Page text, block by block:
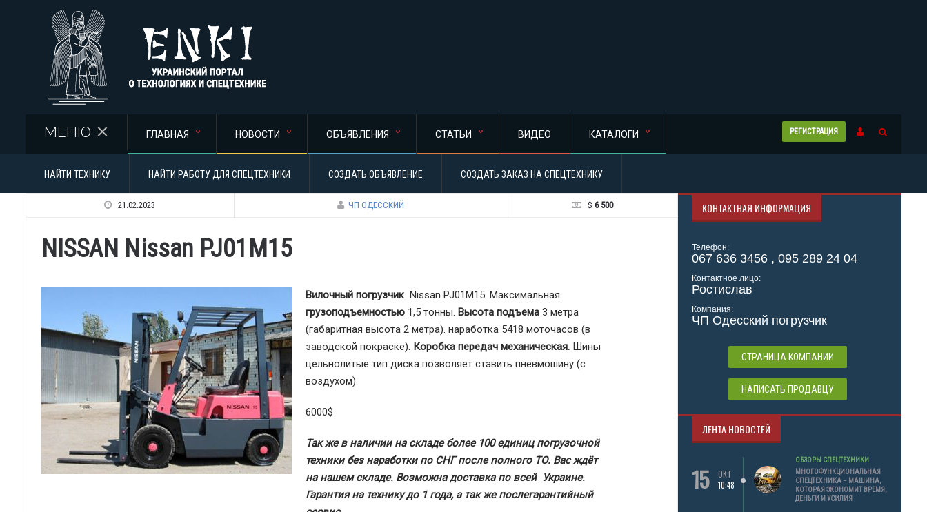
РЕГИСТРАЦИЯ
МЕНЮ ГЛАВНАЯ НОВОСТИ ОБЪЯВЛЕНИЯ СТАТЬИ ВИДЕО КАТАЛОГИ
НАЙТИ ТЕХНИКУ НАЙТИ РАБОТУ ДЛЯ СПЕЦТЕХНИКИ СОЗДАТЬ ОБЪЯВЛЕНИЕ СОЗДАТЬ ЗАКАЗ НА СПЕЦТЕХНИКУ
21.02.2023 ЧП ОДЕССКИЙ $ 6 500
NISSAN Nissan PJ01M15
Вилочный погрузчик Nissan PJ01M15. Максимальная
грузоподъемностью1,5 тонны. Высота подъема3 метра
(габаритная высота 2 метра). наработка 5418 моточасов (в
заводской покраске). Коробка передач механическая.Шины
цельнолитые тип диска позволяет ставить пневмошину (с
воздухом).
6000$
Так же в наличии на складе более 100 единиц погрузочной
техники без наработки по СНГ после полного ТО. Вас ждёт
на нашем складе. Возможна доставка по всей Украине.
Гарантия на технику до 1 года, а так же послегарантийный
КОНТАКТНАЯ ИНФОРМАЦИЯ
Телефон:
067 636 3456 , 095 289 24 04
Контактное лицо:
Ростислав
Компания:
ЧП Одесский погрузчик
СТРАНИЦА КОМПАНИИ
НАПИСАТЬ ПРОДАВЦУ
ЛЕНТА НОВОСТЕЙ
15
ОКТ
10:48
ОБЗОРЫ СПЕЦТЕХНИКИ
МНОГОФУНКЦИОНАЛЬНАЯ
СПЕЦТЕХНИКА – МАШИНА,
КОТОРАЯ ЭКОНОМИТ ВРЕМЯ,
ДЕНЬГИ И УСИЛИЯ